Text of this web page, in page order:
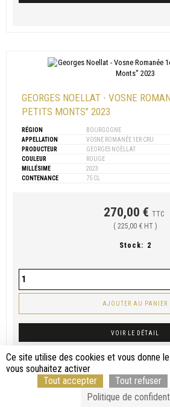
GEORGES NOELLAT - VOSNE
PETITS MONTS" 2023
RÉGION
BOURGOGNE
APPELLATION
VOSNE ROMANÉE 1ER CRU
PRODUCTEUR
GEORGES NOËLLAT
COULEUR
ROUGE
MILLÉSIME
2023
CONTENANCE
75 CL
270,00 € TTC
( 225,00 € HT )
Stock: 2
AJOUTER AU PANIER
VOIR LE DÉTAIL
Ce site utilise des cookies et vous donne
vous souhaitez activer
Tout accepter
Tout refuser
Politique de